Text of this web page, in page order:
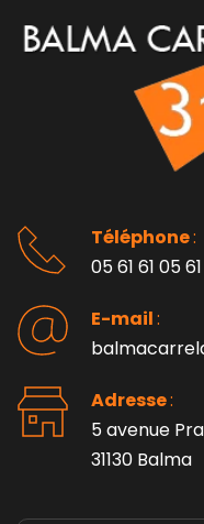
Téléphone :
05 61 61 05 61
E-mail :
Adresse :
5 avenue
31130 Balma